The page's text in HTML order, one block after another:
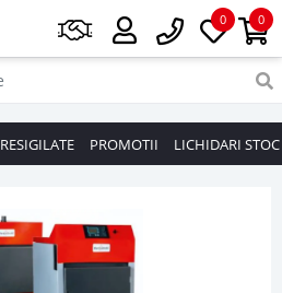
0
0
RESIGILATE PROMOTII LICHIDARI STOC